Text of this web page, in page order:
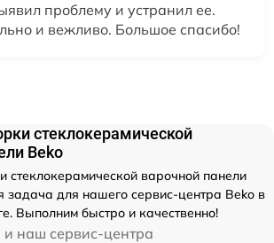
проблему и устранил ее.
и вежливо. Большое спасибо!
стеклокерамической
Beko
стеклокерамической варочной панели
задача для нашего сервис-центра Beko в
Выполним быстро и качественно!
и наш сервис-центра